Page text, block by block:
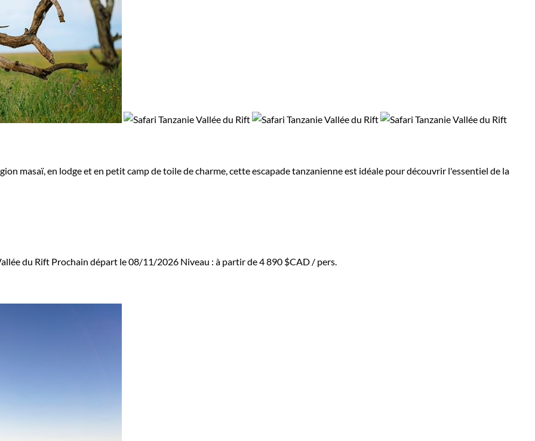
masaï, en lodge et en petit camp de toile de charme, cette escapade tanzanienne est idéale pour découvrir l'essentiel de la
du Rift Prochain départ le 08/11/2026 Niveau : à partir de4 890 $CAD / pers.